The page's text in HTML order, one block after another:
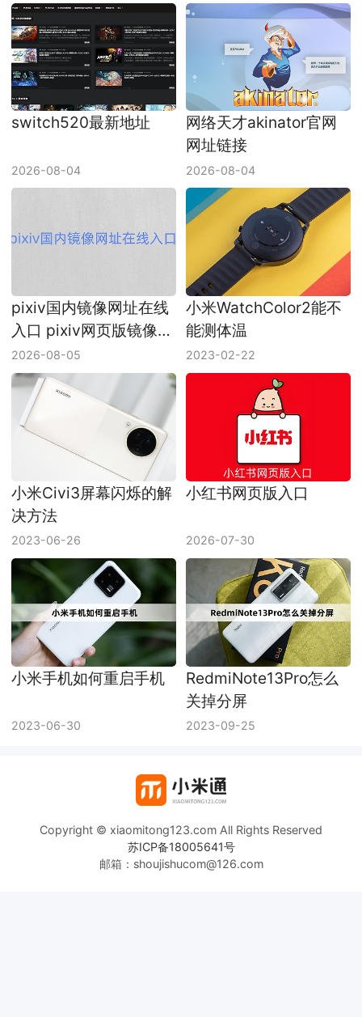
switch520最新地址
2026-08-04
网络天才akinator官网
网址链接
2026-08-04
pixiv国内镜像网址在线
入口 pixiv网页版镜像链
接
2026-08-05
小米WatchColor2能不
能测体温
2023-02-22
小米Civi3屏幕闪烁的解
决方法
2023-06-26
小红书网页版入口
2026-07-30
小米手机如何重启手机
2023-06-30
RedmiNote13Pro怎么
关掉分屏
2023-09-25
Copyright © xiaomitong123.com All Rights Reserved
苏ICP备18005641号
邮箱：shoujishucom@126.com